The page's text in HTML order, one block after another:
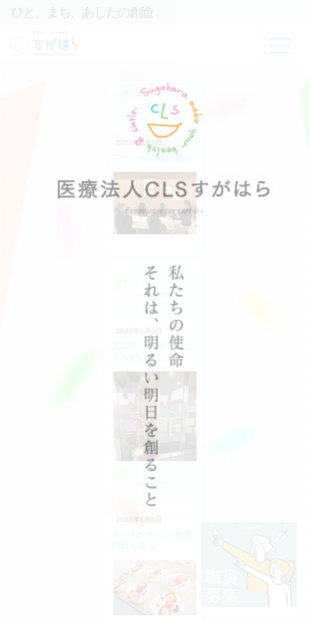
ひと、まち、あしたの創造
2022年1月5日
アートへの取り組み
2022年 本年も宜し
くお願い致します
子どもたちへの食育
の取り組み